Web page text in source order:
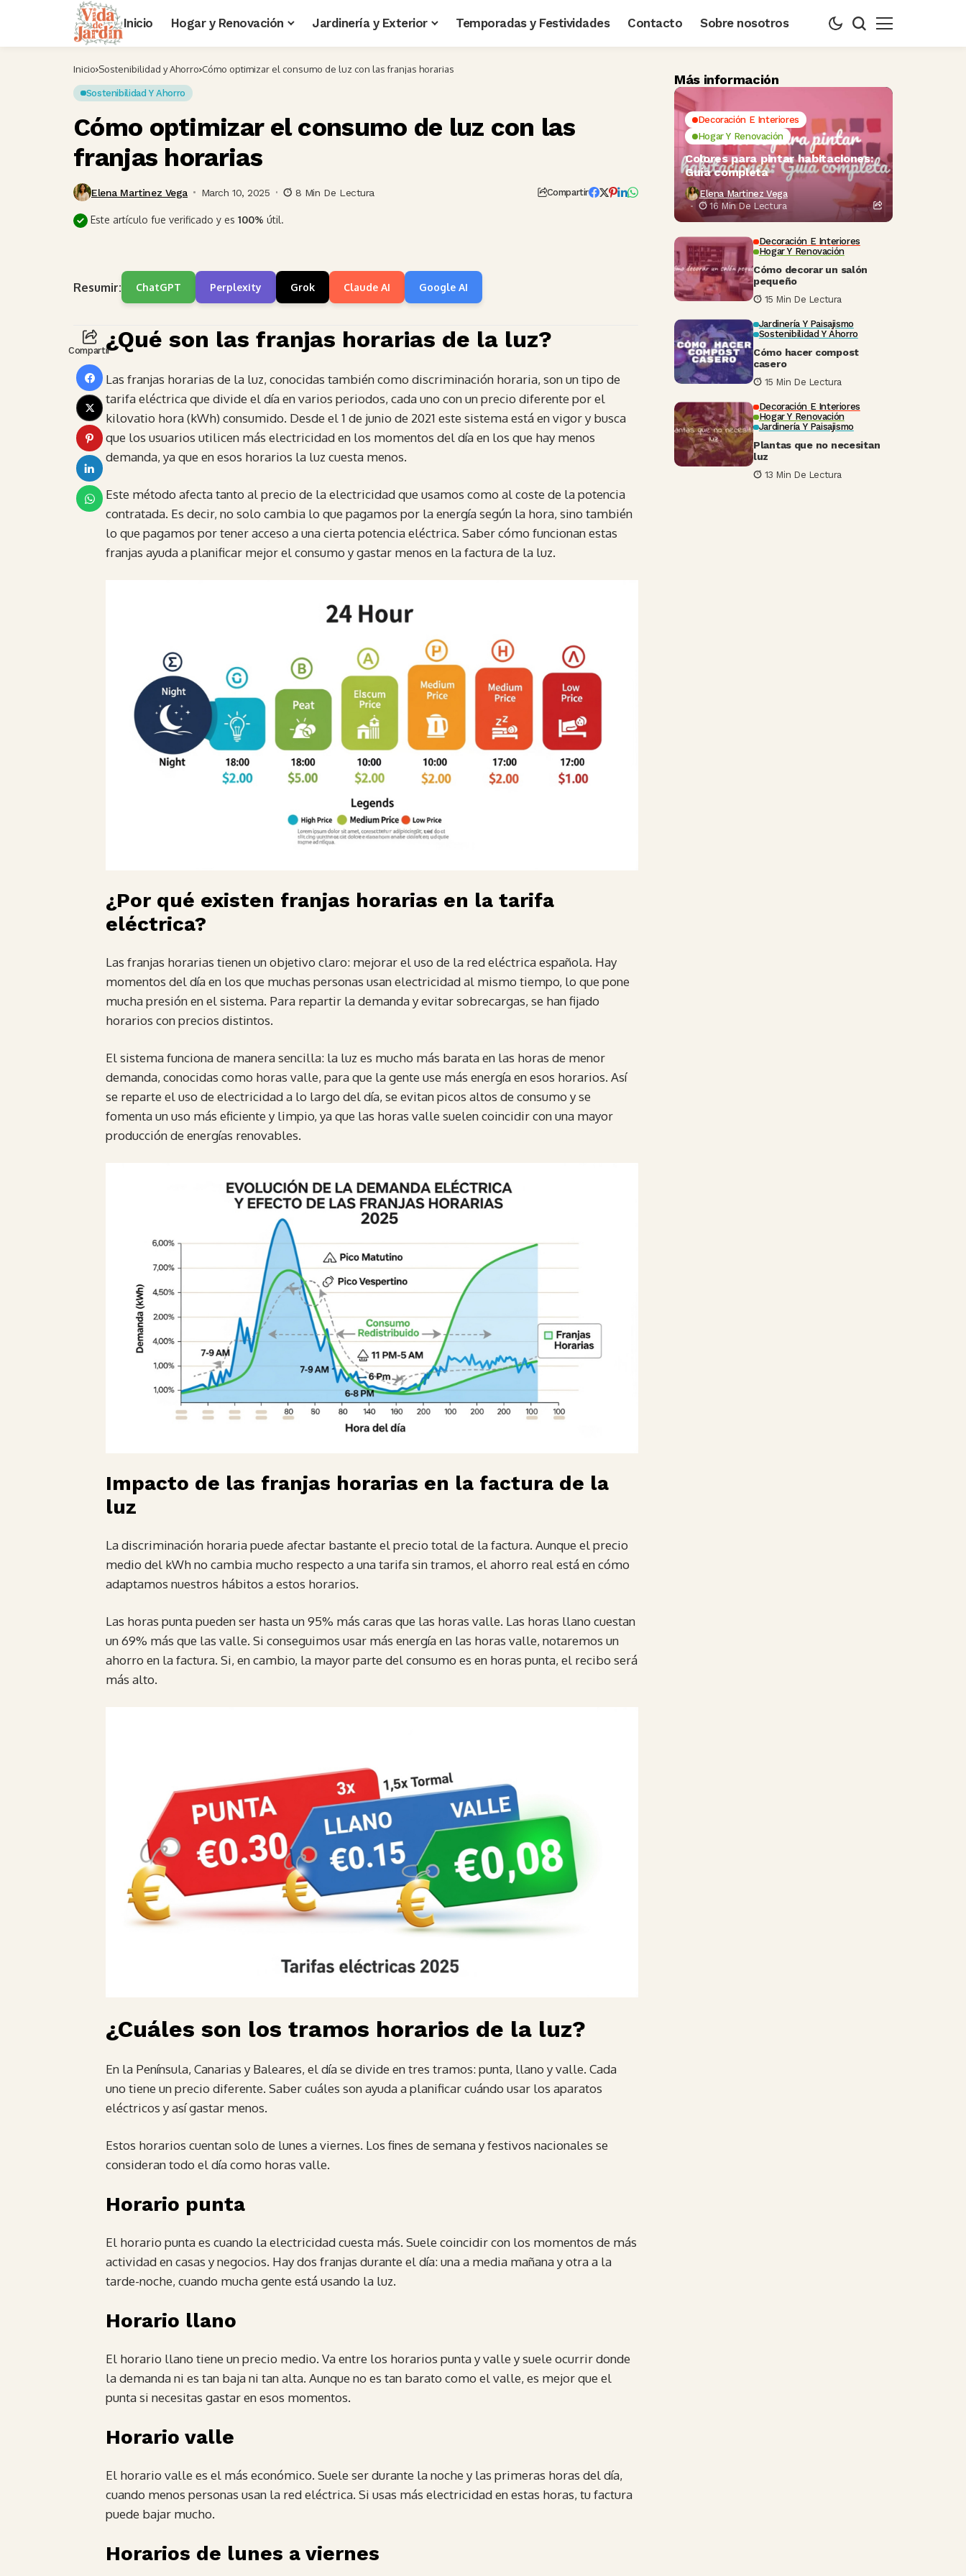
Inicio Hogar y Renovación Jardinería y Exterior Temporadas y Festividades Contacto Sobre nosotros
Inicio Sostenibilidad y Ahorro Cómo optimizar el consumo de luz con las franjas horarias
Sostenibilidad Y Ahorro
Cómo optimizar el consumo de luz con las
franjas horarias
Elena Martinez Vega March 10, 2025 8 Min De Lectura Compartir
Este artículo fue verificado y es 100% útil.
Resumir: ChatGPT Perplexity Grok Claude AI Google AI
Compartir¿Qué son las franjas horarias de la luz?
Las franjas horarias de la luz, conocidas también como discriminación horaria, son un tipo de
tarifa eléctrica que divide el día en varios periodos, cada uno con un precio diferente por el
kilovatio hora (kWh) consumido. Desde el 1 de junio de 2021 este sistema está en vigor y busca
que los usuarios utilicen más electricidad en los momentos del día en los que hay menos
demanda, ya que en esos horarios la luz cuesta menos.
Este método afecta tanto al precio de la electricidad que usamos como al coste de la potencia
contratada. Es decir, no solo cambia lo que pagamos por la energía según la hora, sino también
lo que pagamos por tener acceso a una cierta potencia eléctrica. Saber cómo funcionan estas
franjas ayuda a planificar mejor el consumo y gastar menos en la factura de la luz.
¿Por qué existen franjas horarias en la tarifa
eléctrica?
Las franjas horarias tienen un objetivo claro: mejorar el uso de la red eléctrica española. Hay
momentos del día en los que muchas personas usan electricidad al mismo tiempo, lo que pone
mucha presión en el sistema. Para repartir la demanda y evitar sobrecargas, se han fijado
horarios con precios distintos.
El sistema funciona de manera sencilla: la luz es mucho más barata en las horas de menor
demanda, conocidas como horas valle, para que la gente use más energía en esos horarios. Así
se reparte el uso de electricidad a lo largo del día, se evitan picos altos de consumo y se
fomenta un uso más eficiente y limpio, ya que las horas valle suelen coincidir con una mayor
producción de energías renovables.
Impacto de las franjas horarias en la factura de la
luz
La discriminación horaria puede afectar bastante el precio total de la factura. Aunque el precio
medio del kWh no cambia mucho respecto a una tarifa sin tramos, el ahorro real está en cómo
adaptamos nuestros hábitos a estos horarios.
Las horas punta pueden ser hasta un 95% más caras que las horas valle. Las horas llano cuestan
un 69% más que las valle. Si conseguimos usar más energía en las horas valle, notaremos un
ahorro en la factura. Si, en cambio, la mayor parte del consumo es en horas punta, el recibo será
más alto.
¿Cuáles son los tramos horarios de la luz?
En la Península, Canarias y Baleares, el día se divide en tres tramos: punta, llano y valle. Cada
uno tiene un precio diferente. Saber cuáles son ayuda a planificar cuándo usar los aparatos
eléctricos y así gastar menos.
Estos horarios cuentan solo de lunes a viernes. Los fines de semana y festivos nacionales se
consideran todo el día como horas valle.
Horario punta
El horario punta es cuando la electricidad cuesta más. Suele coincidir con los momentos de más
actividad en casas y negocios. Hay dos franjas durante el día: una a media mañana y otra a la
tarde-noche, cuando mucha gente está usando la luz.
Horario llano
El horario llano tiene un precio medio. Va entre los horarios punta y valle y suele ocurrir donde
la demanda ni es tan baja ni tan alta. Aunque no es tan barato como el valle, es mejor que el
punta si necesitas gastar en esos momentos.
Horario valle
El horario valle es el más económico. Suele ser durante la noche y las primeras horas del día,
cuando menos personas usan la red eléctrica. Si usas más electricidad en estas horas, tu factura
puede bajar mucho.
Horarios de lunes a viernes
Más información
Decoración E Interiores
Hogar Y Renovación
Colores para pintar habitaciones:
Guía completa
Elena Martinez Vega
16 Min De Lectura
Decoración E Interiores
Hogar Y Renovación
Cómo decorar un salón
pequeño
15 Min De Lectura
Jardinería Y Paisajismo
Sostenibilidad Y Ahorro
Cómo hacer compost
casero
15 Min De Lectura
Decoración E Interiores
Hogar Y Renovación
Jardinería Y Paisajismo
Plantas que no necesitan
luz
13 Min De Lectura